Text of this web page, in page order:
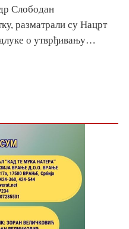
Слободан
разматрали су Нацрт
о утврђивању…